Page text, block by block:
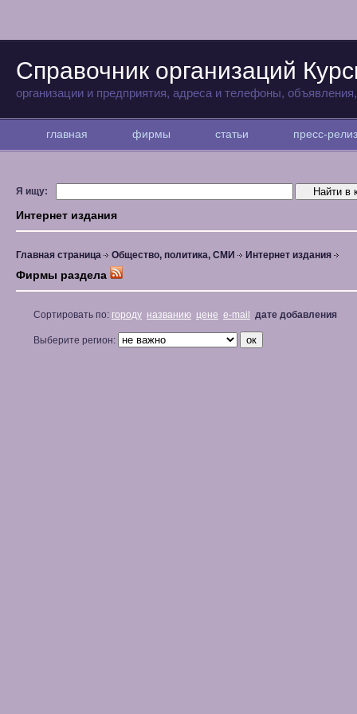
Справочник организаций
организации и предприятия, адреса и телефоны,
главная фирмы статьи пресс-
Я ищу:
Интернет издания
Главная страница Общество, политика, СМИ Интернет издания
Фирмы раздела
Сортировать по: городу названию цене e-mail дате добавления
Выберите регион: